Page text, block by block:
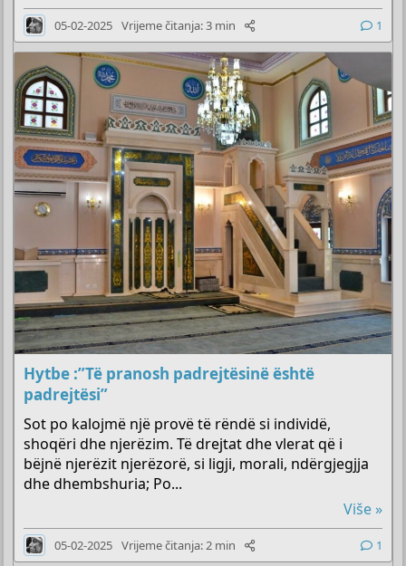
05-02-2025 Vrijeme čitanja: 3 min 1
Hytbe :”Të pranosh padrejtësinë është
padrejtësi”
Sot po kalojmë një provë të rëndë si individë,
shoqëri dhe njerëzim. Të drejtat dhe vlerat që i
bëjnë njerëzit njerëzorë, si ligji, morali, ndërgjegjja
dhe dhembshuria; Po...
Više »
05-02-2025 Vrijeme čitanja: 2 min 1